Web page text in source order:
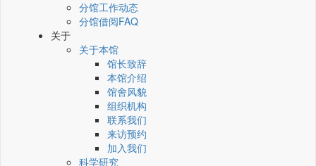
分馆工作动态
分馆借阅FAQ
关于
关于本馆
馆长致辞
本馆介绍
馆舍风貌
组织机构
联系我们
来访预约
加入我们
科学研究